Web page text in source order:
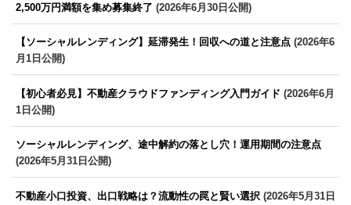
2,500万円満額を集め募集終了 (2026年6月30日公開)
【ソーシャルレンディング】延滞発生！回収への道と注意点 (2026年6
月1日公開)
【初心者必見】不動産クラウドファンディング入門ガイド (2026年6月
1日公開)
ソーシャルレンディング、途中解約の落とし穴！運用期間の注意点
(2026年5月31日公開)
不動産小口投資、出口戦略は？流動性の罠と賢い選択 (2026年5月31日